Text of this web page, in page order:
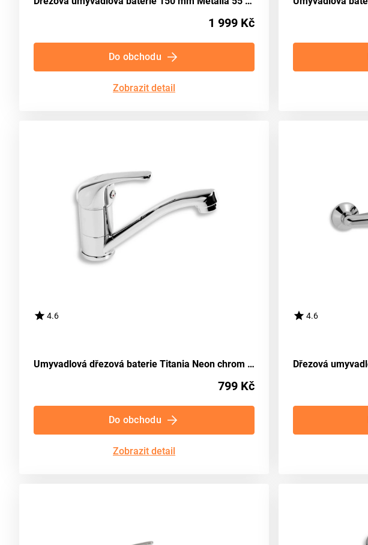
1 999 Kč
Do obchodu
Zobrazit detail
4.6
Umyvadlová dřezová baterie Titania Neon chrom NOVASERVIS 93096
799 Kč
Do obchodu
Zobrazit detail
4.6